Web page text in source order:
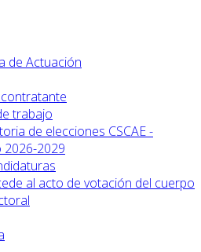
de Actuación
trabajo
de elecciones CSCAE -
2029
al acto de votación del cuerpo